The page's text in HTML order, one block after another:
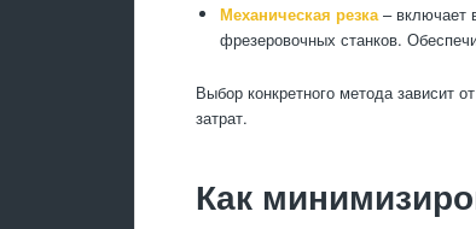
Механическая резка– включает
фрезеровочных станков.
Выбор конкретного метода зависит
затрат.
Как